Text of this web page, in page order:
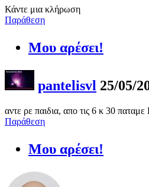
Κάντε μια κλήρωση
Παράθεση
Μου αρέσει!
pantelisvl 25/05/
αντε ρε παιδια, απο τις 6 κ 30 παταμε
Παράθεση
Μου αρέσει!